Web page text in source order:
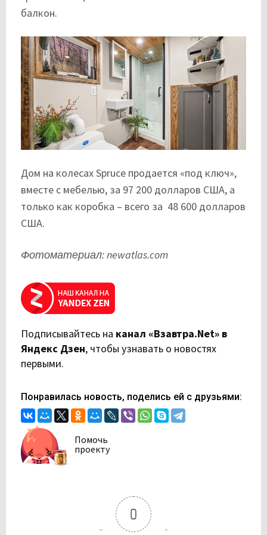
балкон.
Дом на колесах Spruce продается «под ключ»,
вместе с мебелью, за 97 200 долларов США, а
только как коробка – всего за 48 600 долларов
США.
Фотоматериал: newatlas.com
Подписывайтесь на канал «Взавтра.Net» в
Яндекс Дзен, чтобы узнавать о новостях
первыми.
Понравилась новость, поделись ей с друзьями:
Помочь
проекту
0